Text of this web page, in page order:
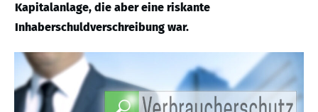
Kapitalanlage, die aber eine riskante
Inhaberschuldverschreibung war.